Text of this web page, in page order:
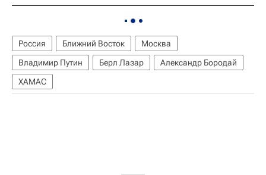
Россия Ближний Восток
Москва
Владимир Путин
Берл Лазар
Александр Бородай
ХАМАС